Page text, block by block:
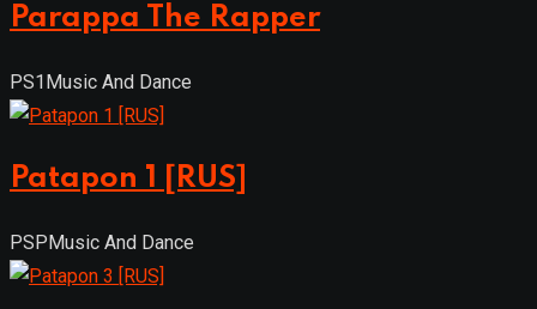
Parappa The Rapper
PS1Music And Dance
Patapon 1 [RUS]
PSPMusic And Dance